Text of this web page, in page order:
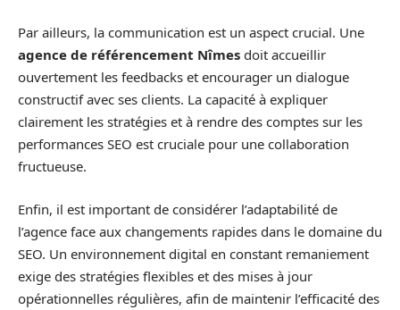
Par ailleurs, la communication est un aspect crucial. Une
agence de référencement Nîmes doit accueillir
ouvertement les feedbacks et encourager un dialogue
constructif avec ses clients. La capacité à expliquer
clairement les stratégies et à rendre des comptes sur les
performances SEO est cruciale pour une collaboration
fructueuse.
Enfin, il est important de considérer l’adaptabilité de
l’agence face aux changements rapides dans le domaine du
SEO. Un environnement digital en constant remaniement
exige des stratégies flexibles et des mises à jour
opérationnelles régulières, afin de maintenir l’efficacité des